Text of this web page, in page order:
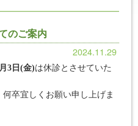
のご案内
2024.11.29
3日(金)は休診とさせていた
卒宜しくお願い申し上げま